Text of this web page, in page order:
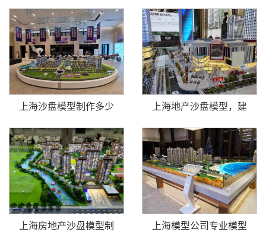
上海沙盘模型制作多少 上海地产沙盘模型，建
上海房地产沙盘模型制 上海模型公司专业模型